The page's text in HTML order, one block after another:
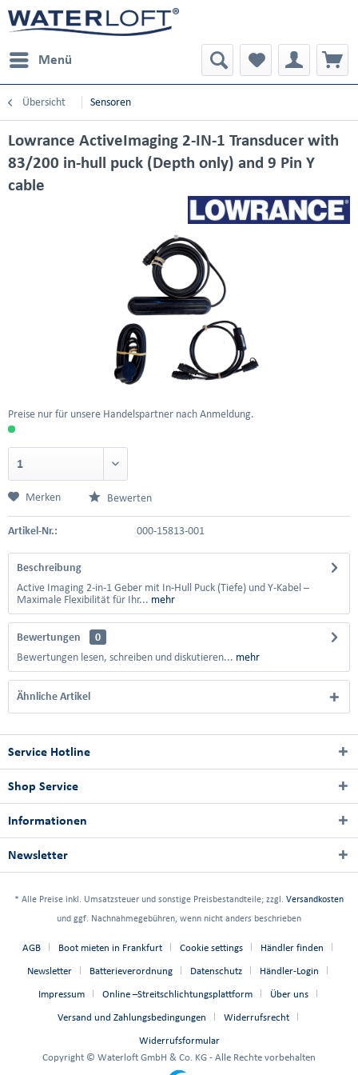
Menü
Übersicht Sensoren
Lowrance ActiveImaging 2-IN-1 Transducer with
83/200 in-hull puck (Depth only) and 9 Pin Y
cable
Preise nur für unsere Handelspartner nach Anmeldung.
Merken Bewerten
Artikel-Nr.: 000-15813-001
Beschreibung
Active Imaging 2-in-1 Geber mit In-Hull Puck (Tiefe) und Y-Kabel –
Maximale Flexibilität für Ihr... mehr
Bewertungen
0
Bewertungen lesen, schreiben und diskutieren... mehr
Ähnliche Artikel
Service Hotline
Shop Service
Informationen
Newsletter
* Alle Preise inkl. Umsatzsteuer und sonstige Preisbestandteile; zzgl. Versandkosten
und ggf. Nachnahmegebühren, wenn nicht anders beschrieben
AGB Boot mieten in Frankfurt Cookie settings Händler finden
Newsletter Batterieverordnung Datenschutz Händler-Login
Impressum Online –Streitschlichtungsplattform Über uns
Versand und Zahlungsbedingungen Widerrufsrecht
Widerrufsformular
Copyright © Waterloft GmbH & Co. KG - Alle Rechte vorbehalten